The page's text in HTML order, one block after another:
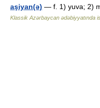
aşiyan(ə) — f. 1) yuva; 2)
Klassik Azərbaycan ədəbiyyatında